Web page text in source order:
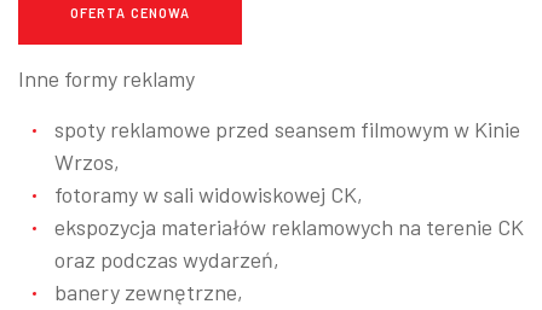
OFERTA CENOWA
Inne formy reklamy
spoty reklamowe przed seansem filmowym w Kinie
Wrzos,
fotoramy w sali widowiskowej CK,
ekspozycja materiałów reklamowych na terenie CK
oraz podczas wydarzeń,
banery zewnętrzne,